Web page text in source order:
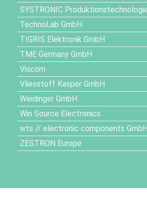
SYSTRONIC
TechnoLab GmbH
TIGRIS Elektronik GmbH
TME Germany GmbH
Viscom
Vliesstoff Kasper GmbH
Weidinger GmbH
Win Source Electronics
wts // electronic components GmbH
ZESTRON Europe